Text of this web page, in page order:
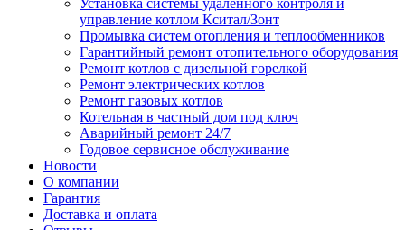
Установка системы удаленного контроля и
управление котлом Кситал/Зонт
Промывка систем отопления и теплообменников
Гарантийный ремонт отопительного оборудования
Ремонт котлов с дизельной горелкой
Ремонт электрических котлов
Ремонт газовых котлов
Котельная в частный дом под ключ
Аварийный ремонт 24/7
Годовое сервисное обслуживание
Новости
О компании
Гарантия
Доставка и оплата